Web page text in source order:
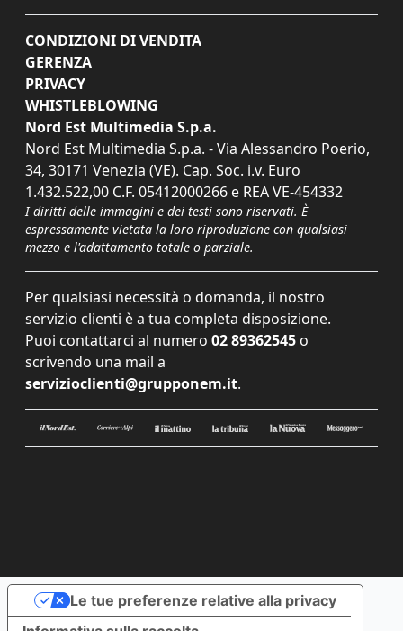
CONDIZIONI DI VENDITA
GERENZA
PRIVACY
WHISTLEBLOWING
Nord Est Multimedia S.p.a.
Nord Est Multimedia S.p.a. - Via Alessandro Poerio,
34, 30171 Venezia (VE). Cap. Soc. i.v. Euro
1.432.522,00 C.F. 05412000266 e REA VE-454332
I diritti delle immagini e dei testi sono riservati. È
espressamente vietata la loro riproduzione con qualsiasi
mezzo e l'adattamento totale o parziale.
Per qualsiasi necessità o domanda, il nostro
servizio clienti è a tua completa disposizione.
Puoi contattarci al numero 02 89362545 o
scrivendo una mail a
servizioclienti@grupponem.it.
Le tue preferenze relative alla privacy